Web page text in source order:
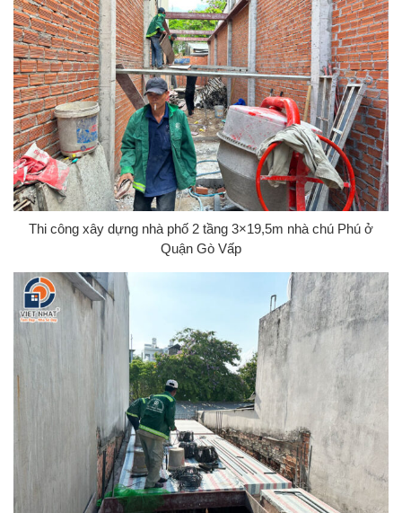
Thi công xây dựng nhà phố 2 tầng 3×19,5m nhà chú Phú ở
Quận Gò Vấp